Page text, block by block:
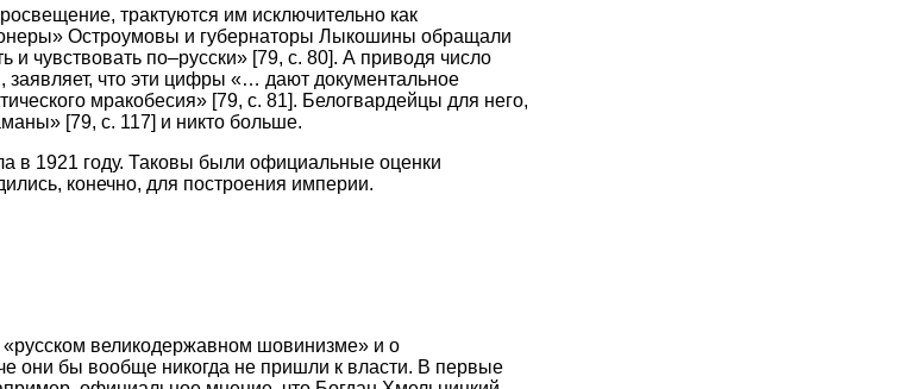
трактуются им исключительно как
Остроумовы и губернаторы Лыкошины обращали
и чувствовать по–русски» [79, с. 80]. А приводя число
заявляет, что эти цифры «… дают документальное
мракобесия» [79, с. 81]. Белогвардейцы для него,
[79, с. 117] и никто больше.
в 1921 году. Таковы были официальные оценки
конечно, для построения империи.
великодержавном шовинизме» и о
они бы вообще никогда не пришли к власти. В первые